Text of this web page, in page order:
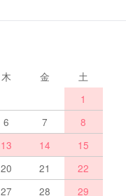
木 金
土
1
6 7 8
13 14
15
20 21
22
27 28
29